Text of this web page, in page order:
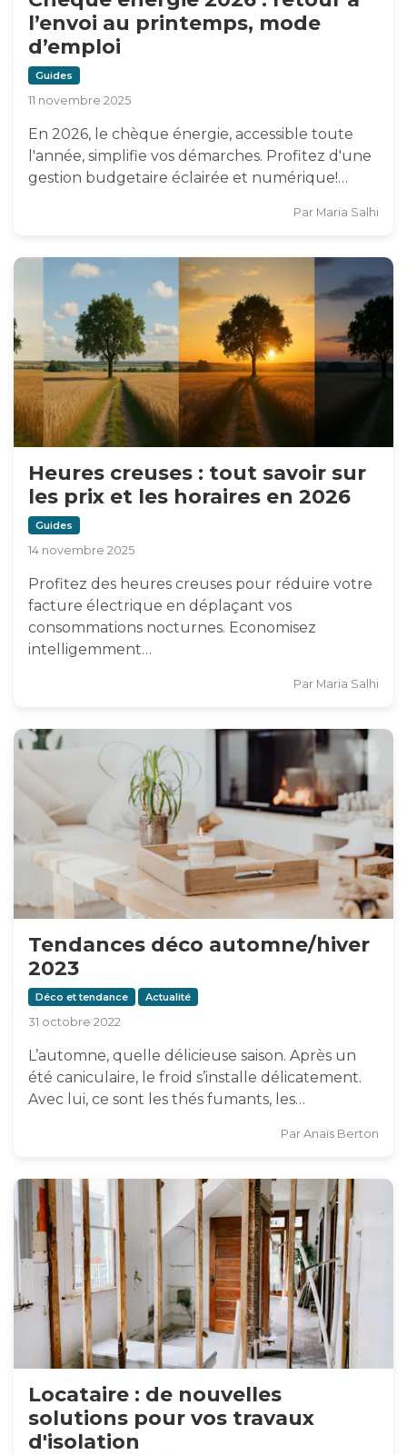
l’envoi au printemps, mode
d’emploi
Guides
11 novembre 2025
En 2026, le chèque énergie, accessible toute
l'année, simplifie vos démarches. Profitez d'une
gestion budgetaire éclairée et numérique!…
Par Maria Salhi
Heures creuses : tout savoir sur
les prix et les horaires en 2026
Guides
14 novembre 2025
Profitez des heures creuses pour réduire votre
facture électrique en déplaçant vos
consommations nocturnes. Economisez
intelligemment…
Par Maria Salhi
Tendances déco automne/hiver
2023
Déco et tendance Actualité
31 octobre 2022
L’automne, quelle délicieuse saison. Après un
été caniculaire, le froid s’installe délicatement.
Avec lui, ce sont les thés fumants, les…
Par Anaïs Berton
Locataire : de nouvelles
solutions pour vos travaux
d'isolation